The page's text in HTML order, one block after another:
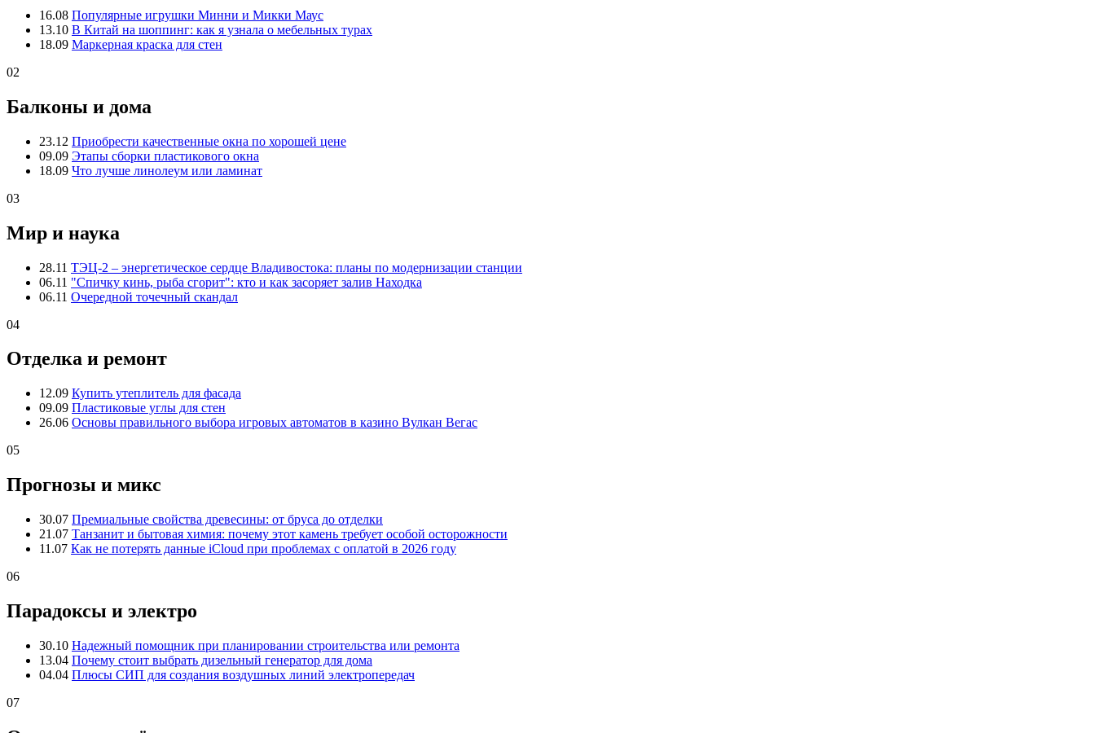
16.08 Популярные игрушки Минни и Микки Маус
13.10 В Китай на шоппинг: как я узнала о мебельных турах
18.09 Маркерная краска для стен
02
Балконы и дома
23.12 Приобрести качественные окна по хорошей цене
09.09 Этапы сборки пластикового окна
18.09 Что лучше линолеум или ламинат
03
Мир и наука
28.11 ТЭЦ-2 – энергетическое сердце Владивостока: планы по модернизации станции
06.11 "Спичку кинь, рыба сгорит": кто и как засоряет залив Находка
06.11 Очередной точечный скандал
04
Отделка и ремонт
12.09 Купить утеплитель для фасада
09.09 Пластиковые углы для стен
26.06 Основы правильного выбора игровых автоматов в казино Вулкан Вегас
05
Прогнозы и микс
30.07 Премиальные свойства древесины: от бруса до отделки
21.07 Танзанит и бытовая химия: почему этот камень требует особой осторожности
11.07 Как не потерять данные iCloud при проблемах с оплатой в 2026 году
06
Парадоксы и электро
30.10 Надежный помощник при планировании строительства или ремонта
13.04 Почему стоит выбрать дизельный генератор для дома
04.04 Плюсы СИП для создания воздушных линий электропередач
07